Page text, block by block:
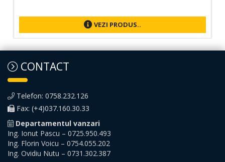
VEZI PRODUS..
CONTACT
Telefon: 0758.232.126
Fax: (+4)037.160.30.33
Departamentul vanzari
Ing. Ionut Pascu – 0725.950.493
Ing. Florin Voicu – 0754.055.202
Ing. Ovidiu Nutu – 0731.302.387